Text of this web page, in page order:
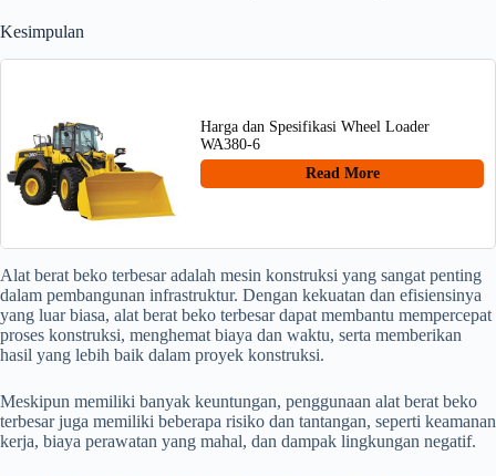
Kesimpulan
Harga dan Spesifikasi Wheel Loader
WA380-6
Read More
Alat berat beko terbesar adalah mesin konstruksi yang sangat penting
dalam pembangunan infrastruktur. Dengan kekuatan dan efisiensinya
yang luar biasa, alat berat beko terbesar dapat membantu mempercepat
proses konstruksi, menghemat biaya dan waktu, serta memberikan
hasil yang lebih baik dalam proyek konstruksi.
Meskipun memiliki banyak keuntungan, penggunaan alat berat beko
terbesar juga memiliki beberapa risiko dan tantangan, seperti keamanan
kerja, biaya perawatan yang mahal, dan dampak lingkungan negatif.